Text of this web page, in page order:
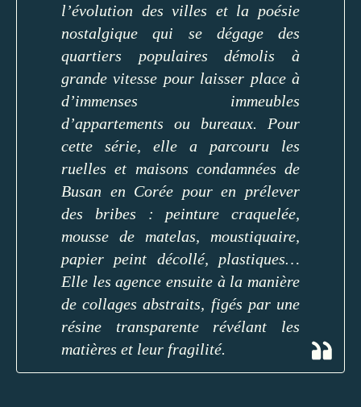
l’évolution des villes et la poésie
nostalgique qui se dégage des
quartiers populaires démolis à
grande vitesse pour laisser place à
d’immenses immeubles
d’appartements ou bureaux. Pour
cette série, elle a parcouru les
ruelles et maisons condamnées de
Busan en Corée pour en prélever
des bribes : peinture craquelée,
mousse de matelas, moustiquaire,
papier peint décollé, plastiques…
Elle les agence ensuite à la manière
de collages abstraits, figés par une
résine transparente révélant les
matières et leur fragilité.